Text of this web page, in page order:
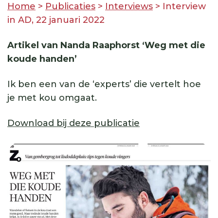
Home > Publicaties > Interviews > Interview
in AD, 22 januari 2022
Artikel van Nanda Raaphorst ‘Weg met die
koude handen’
Ik ben een van de ‘experts’ die vertelt hoe
je met kou omgaat.
Download bij deze publicatie